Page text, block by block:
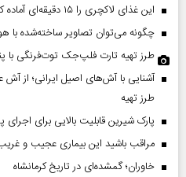
این غذای لاکچری را ۱۵ دقیقه‌ای آماده کنید
چگونه می‌توان تصاویر ساخته‌شده
طرز تهیه تارت فلپ‌جک توت‌فرنگی با
آشنایی با آش‌های اصیل ایرانی؛ از
طرز تهیه
پارک شیرین قابلیت‌ بالایی برای
مراقب باشید این بیماری عجیب و غریب
خاوران؛ گمشده‌ای در تاریخ کرمانشاه